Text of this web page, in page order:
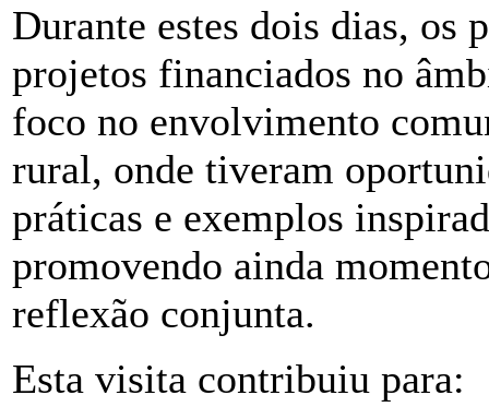
Durante estes dois dias, os
projetos financiados no
foco no envolvimento
rural, onde tiveram
práticas e exemplos
promovendo ainda
reflexão conjunta.
Esta visita contribuiu para: